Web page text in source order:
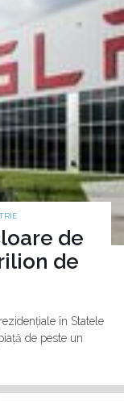
de
de
în Statele
de peste un